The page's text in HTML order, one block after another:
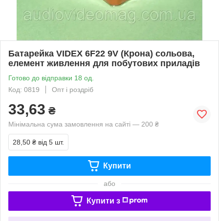
Батарейка VIDEX 6F22 9V (Крона) сольова,
елемент живлення для побутових приладів
Готово до відправки 18 од.
Код: 0819
Опт і роздріб
33,63 ₴
Мінімальна сума замовлення на сайті — 200 ₴
28,50 ₴ від 5 шт.
Купити
або
Купити з